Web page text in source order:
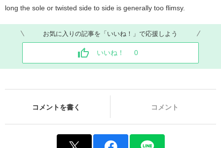
long the sole or twisted side to side is generally too flimsy.
お気に入りの記事を「いいね！」で応援しよう
いいね！ 0
コメントを書く コメント